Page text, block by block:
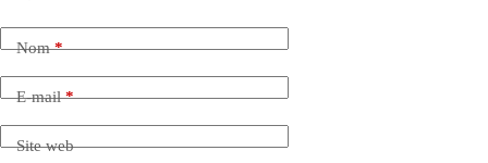
Nom*
E-mail*
Site web